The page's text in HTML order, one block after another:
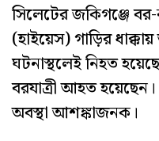
সিলেটের জকিগঞ্জে
(হাইয়েস) গাড়ির
ঘটনাস্থলেই নিহত
বরযাত্রী আহত
অবস্থা আশঙ্কাজনক।